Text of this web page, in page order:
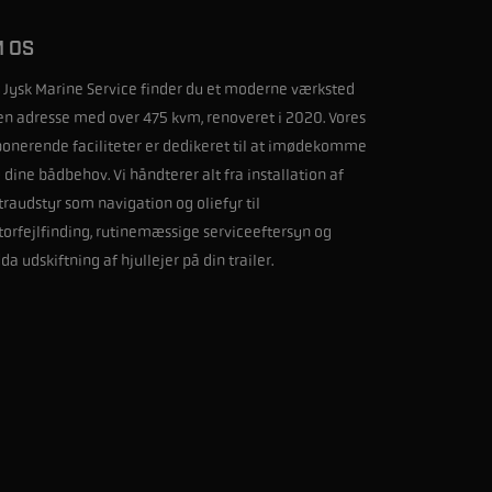
OS
Jysk Marine Service finder du et moderne værksted
adresse med over 475 kvm, renoveret i 2020. Vores
faciliteter er dedikeret til at imødekomme
dine bådbehov. Vi håndterer alt fra installation af
som navigation og oliefyr til
rutinemæssige serviceeftersyn og
udskiftning af hjullejer på din trailer.